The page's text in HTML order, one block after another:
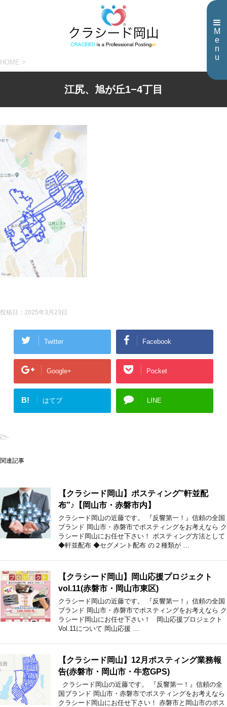
M
e
n
u
HOME >
江尻、旭が丘1−4丁目
投稿日： 2025年3月23日
Twitter Facebook
Google+ Pocket
B! はてブ LINE
-
関連記事
【クラシード岡山】ポスティング”軒並配
布”♪【岡山市・赤磐市内】
クラシード岡山の近藤です。 『反響第一！』信頼の全国
ブランド 岡山市・赤磐市でポスティングをお考えなら ク
ラシード岡山にお任せ下さい！ ポスティング方法として
◆軒並配布 ◆セグメント配布 の２種類が …
【クラシード岡山】岡山応援プロジェクト
vol.11(赤磐市・岡山市東区)
クラシード岡山の近藤です。 『反響第一！』信頼の全国
ブランド 岡山市・赤磐市でポスティングをお考えなら ク
ラシード岡山にお任せ下さい！ 岡山応援プロジェクト
Vol.11について 岡山応援 …
【クラシード岡山】12月ポスティング業務報
告(赤磐市・岡山市・牛窓GPS)
クラシード岡山の近藤です。 『反響第一！』信頼の全
国ブランド 岡山市・赤磐市でポスティングをお考えなら
クラシード岡山にお任せ下さい！ 赤磐市と岡山市のポス